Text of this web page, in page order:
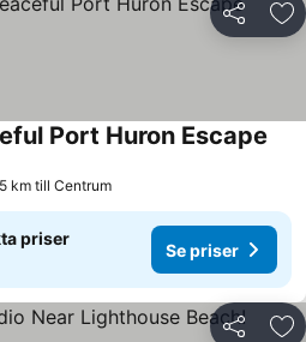
Dela
Port Huron Escape
km till Centrum
priser
Se priser
Dela